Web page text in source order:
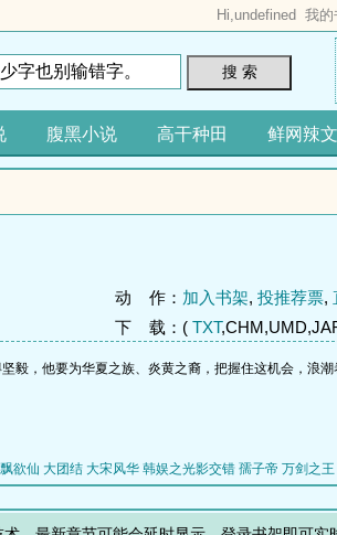
Hi,undefined 我的
搜 索
腹黑小说 高干种田 鲜网辣文
动 作： 加入书架, 投推荐票,
下 载：( TXT
毅，他要为华夏之族、炎黄之裔，把握住这机会，浪潮
欲仙 大团结 大宋风华 韩娱之光影交错 孺子帝 万剑之王